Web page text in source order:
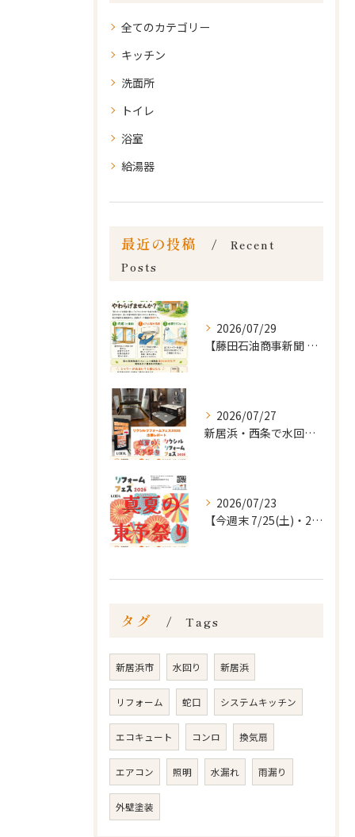
全てのカテゴリー
キッチン
洗面所
トイレ
浴室
給湯器
最近の投稿
Recent
Posts
2026/07/29
【藤田石油商事新聞 8月号(vol.21)｜暮らしのお知らせ...
2026/07/27
新居浜・西条で水回りリフォームをお考えの方へ🏠
2026/07/23
【今週末 7/25(土)・26(日)】
タグ Tags
新居浜市 水回り 新居浜
リフォーム 蛇口 システムキッチン
エコキュート コンロ 換気扇
エアコン 照明 水漏れ 雨漏り
外壁塗装